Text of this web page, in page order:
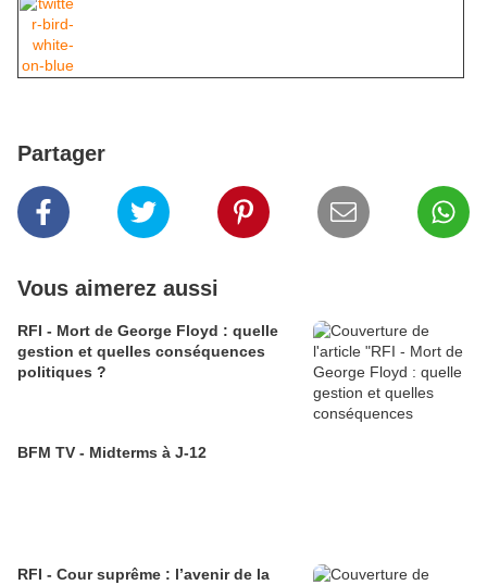
Partager
Vous aimerez aussi
RFI - Mort de George Floyd : quelle
gestion et quelles conséquences
politiques ?
BFM TV - Midterms à J-12
RFI - Cour suprême : l’avenir de la